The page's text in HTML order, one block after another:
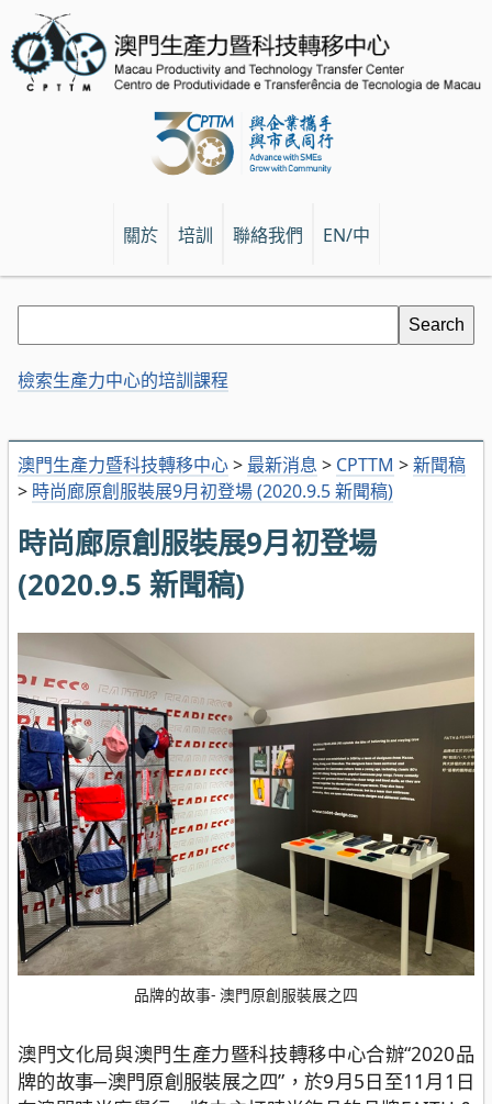
關於 培訓 聯絡我們 EN/中
澳門生產力暨科技轉移中心> 最新消息 > CPTTM >新聞稿
> 時尚廊原創服裝展9月初登場 (2020.9.5 新聞稿)
時尚廊原創服裝展9月初登場
(2020.9.5 新聞稿)
品牌的故事- 澳門原創服裝展之四
澳門文化局與澳門生產力暨科技轉移中心合辦“2020品
牌的故事─澳門原創服裝展之四”，於9月5日至11月1日
檢索生產力中心的培訓課程